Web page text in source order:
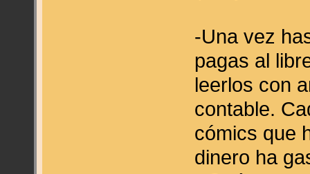
-Una vez
pagas al
leerlos con
contable.
cómics que
dinero ha